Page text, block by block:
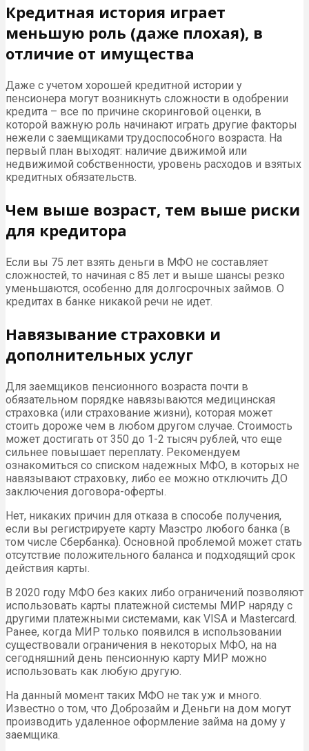
Кредитная история играет
меньшую роль (даже плохая), в
отличие от имущества
Даже с учетом хорошей кредитной истории у
пенсионера могут возникнуть сложности в одобрении
кредита – все по причине скоринговой оценки, в
которой важную роль начинают играть другие факторы
нежели с заемщиками трудоспособного возраста. На
первый план выходят: наличие движимой или
недвижимой собственности, уровень расходов и взятых
кредитных обязательств.
Чем выше возраст, тем выше риски
для кредитора
Если вы 75 лет взять деньги в МФО не составляет
сложностей, то начиная с 85 лет и выше шансы резко
уменьшаются, особенно для долгосрочных займов. О
кредитах в банке никакой речи не идет.
Навязывание страховки и
дополнительных услуг
Для заемщиков пенсионного возраста почти в
обязательном порядке навязываются медицинская
страховка (или страхование жизни), которая может
стоить дороже чем в любом другом случае. Стоимость
может достигать от 350 до 1-2 тысяч рублей, что еще
сильнее повышает переплату. Рекомендуем
ознакомиться со списком надежных МФО, в которых не
навязывают страховку, либо ее можно отключить ДО
заключения договора-оферты.
Нет, никаких причин для отказа в способе получения,
если вы регистрируете карту Маэстро любого банка (в
том числе Сбербанка). Основной проблемой может стать
отсутствие положительного баланса и подходящий срок
действия карты.
В 2020 году МФО без каких либо ограничений позволяют
использовать карты платежной системы МИР наряду с
другими платежными системами, как VISA и Mastercard.
Ранее, когда МИР только появился в использовании
существовали ограничения в некоторых МФО, на на
сегодняшний день пенсионную карту МИР можно
использовать как любую другую.
На данный момент таких МФО не так уж и много.
Известно о том, что Доброзайм и Деньги на дом могут
производить удаленное оформление займа на дому у
заемщика.